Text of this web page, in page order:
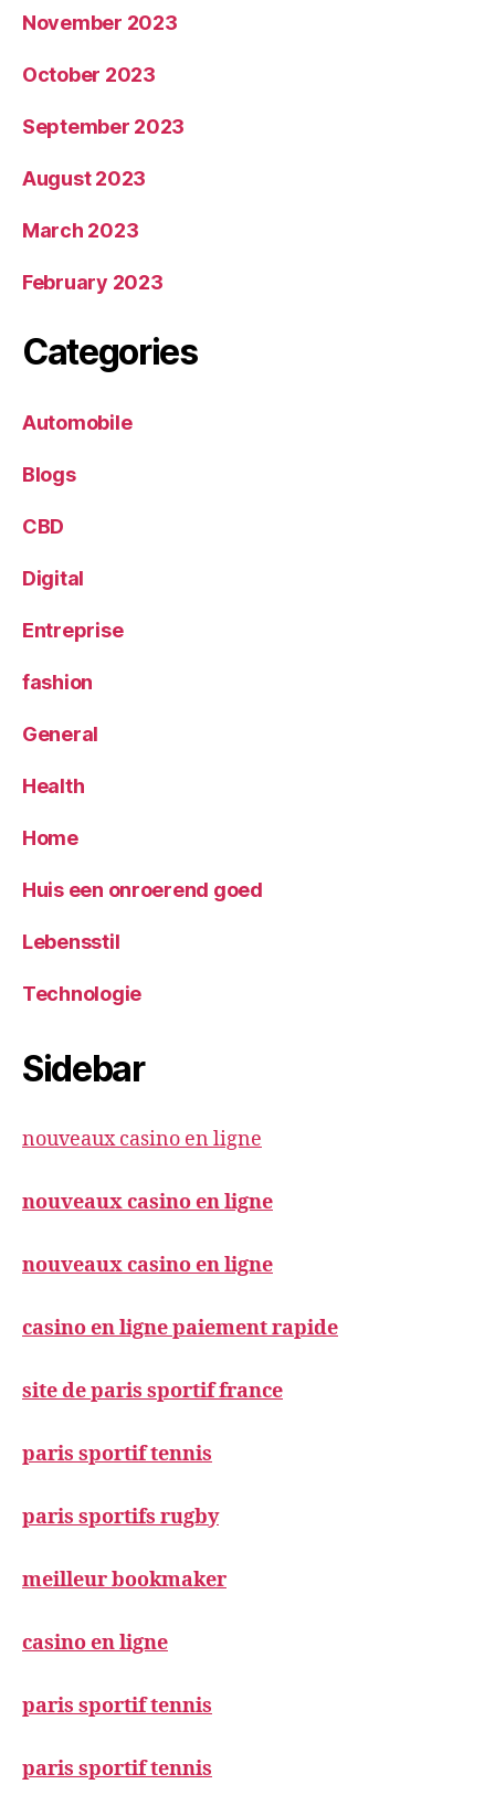
November 2023
October 2023
September 2023
August 2023
March 2023
February 2023
Categories
Automobile
Blogs
CBD
Digital
Entreprise
fashion
General
Health
Home
Huis een onroerend goed
Lebensstil
Technologie
Sidebar
nouveaux casino en ligne
nouveaux casino en ligne
nouveaux casino en ligne
casino en ligne paiement rapide
site de paris sportif france
paris sportif tennis
paris sportifs rugby
meilleur bookmaker
casino en ligne
paris sportif tennis
paris sportif tennis